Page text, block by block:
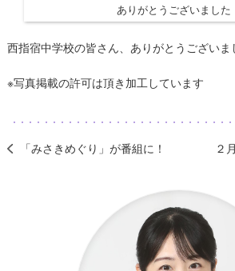
ありがとうございました
西指宿中学校の皆さん、ありがとうございま
※写真掲載の許可は頂き加工しています
「みさきめぐり」が番組に！ ２